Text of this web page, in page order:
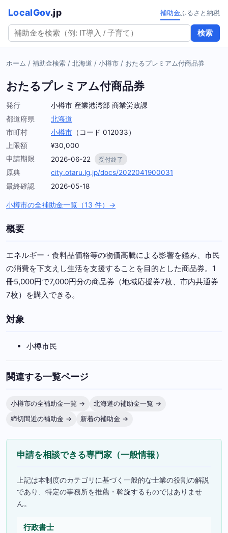
LocalGov.jp
検索
補助金ふるさと納税
ホーム / 補助金検索 / 北海道 / 小樽市 / おたるプレミアム付商品券
おたるプレミアム付商品券
発行
小樽市 産業港湾部 商業労政課
都道府県
北海道
市町村
小樽市 （コード 012033）
上限額
¥30,000
申請期限
2026-06-22 受付終了
原典
city.otaru.lg.jp/docs/2022041900031
最終確認
2026-05-18
小樽市の全補助金一覧（13 件）→
概要
エネルギー・食料品価格等の物価高騰による影響を鑑み、市民
の消費を下支えし生活を支援することを目的とした商品券。1
冊5,000円で7,000円分の商品券（地域応援券7枚、市内共通券
7枚）を購入できる。
対象
小樽市民
関連する一覧ページ
小樽市の全補助金一覧 →
北海道の補助金一覧 →
締切間近の補助金 →
新着の補助金 →
申請を相談できる専門家（一般情報）
上記は本制度のカテゴリに基づく一般的な士業の役割の解説
であり、特定の事務所を推薦・斡旋するものではありませ
ん。
行政書士